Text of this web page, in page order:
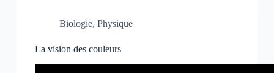
Biologie, Physique
La vision des couleurs